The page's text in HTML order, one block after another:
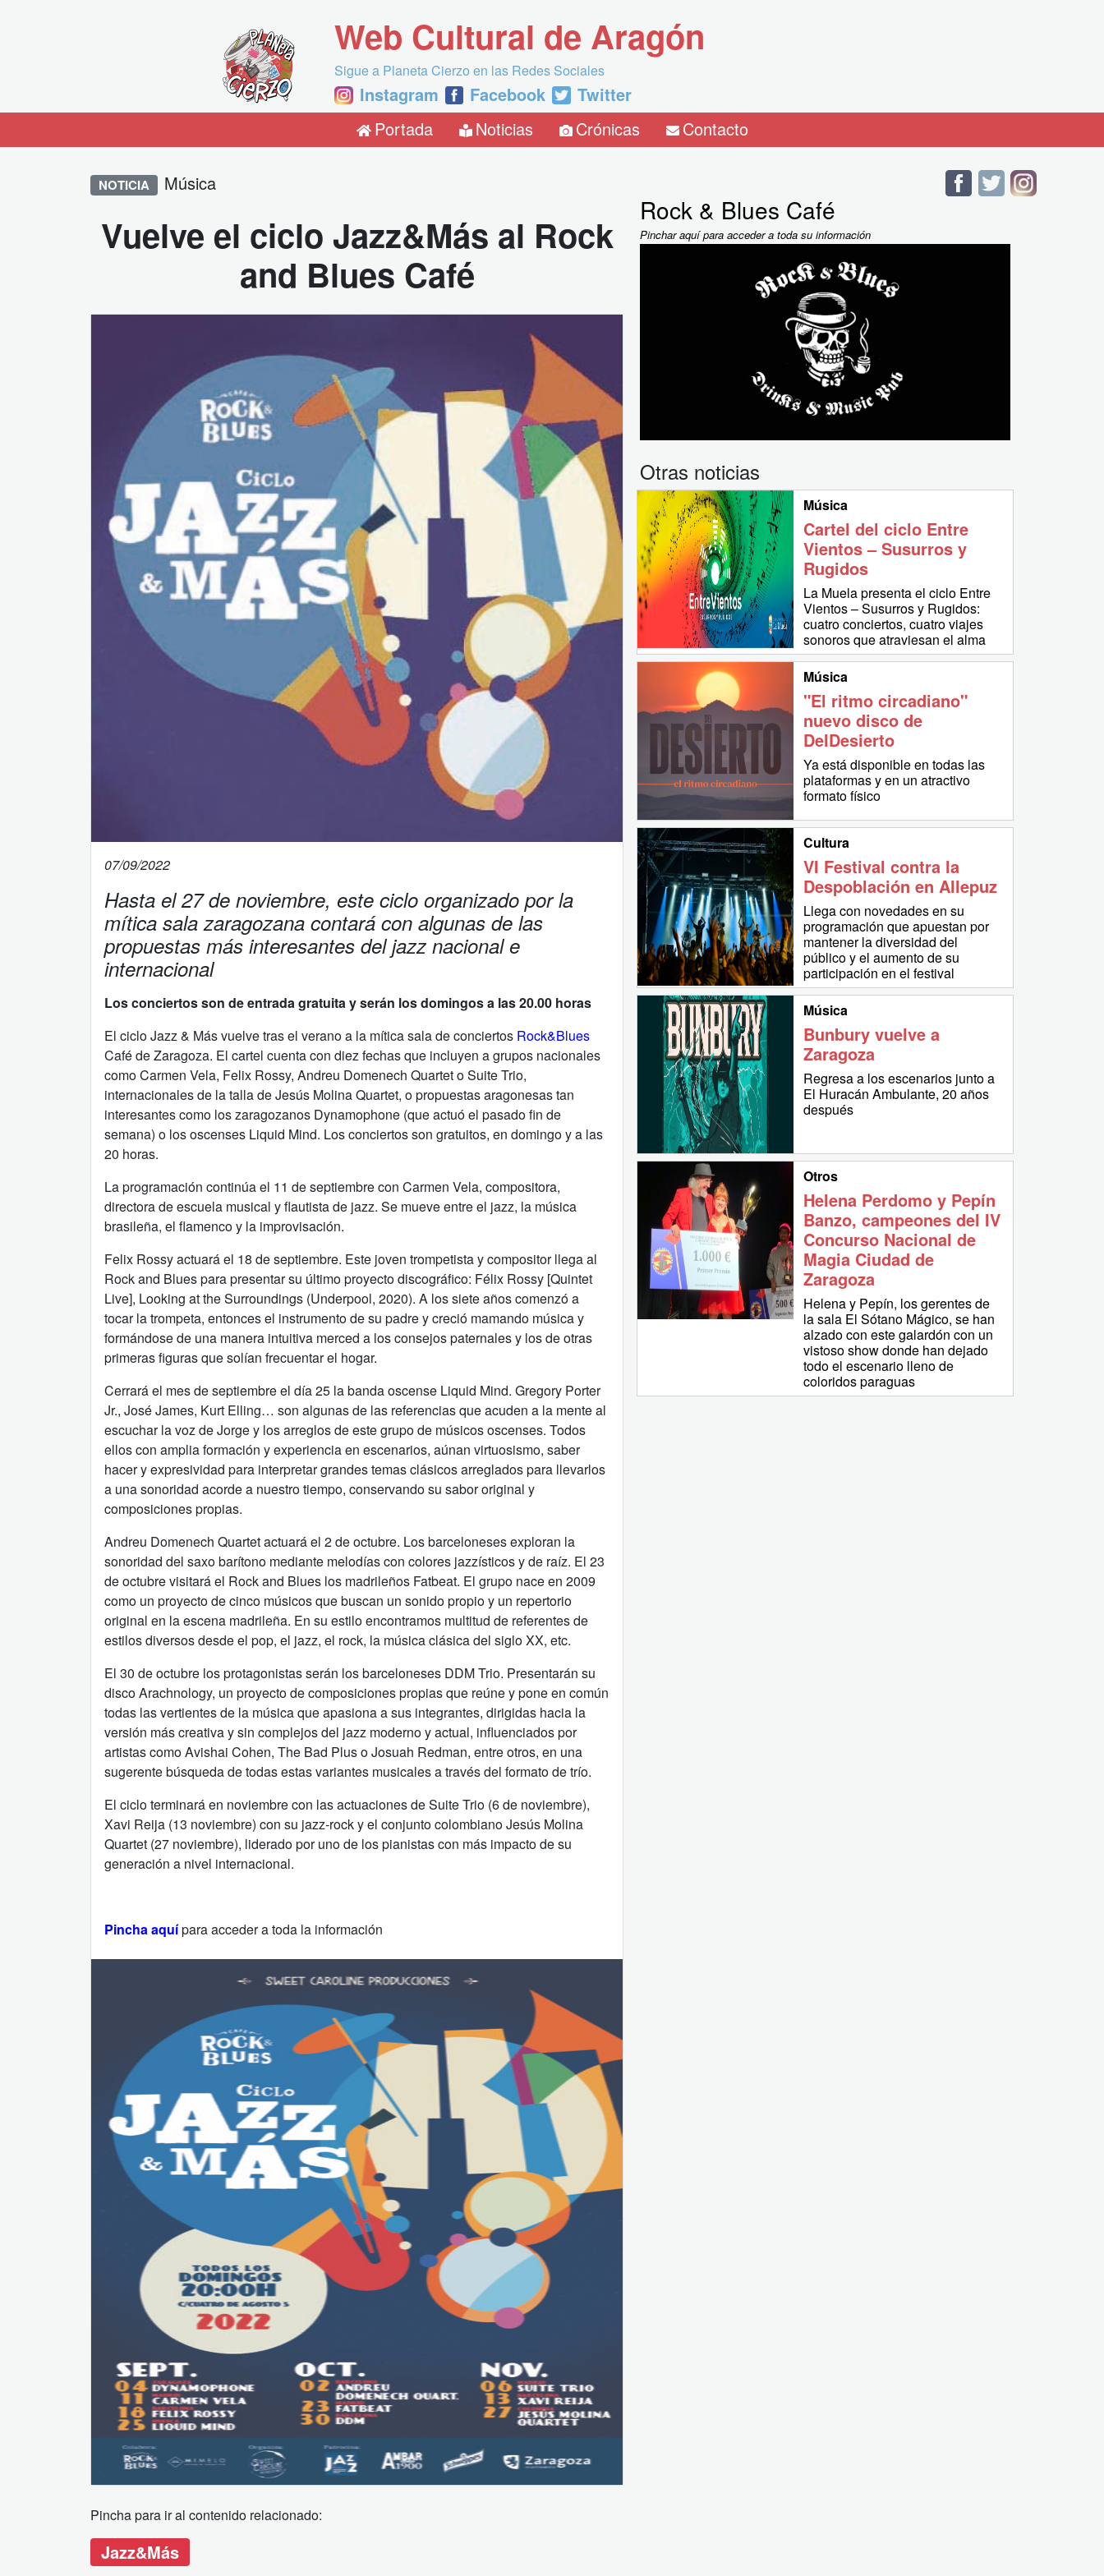
Web Cultural de Aragón
Sigue a Planeta Cierzo en las Redes Sociales
Instagram Facebook
Twitter
Portada
Noticias Crónicas Contacto
NOTICIA Música
Vuelve el ciclo Jazz&Más al Rock
and Blues Café
07/09/2022
Hasta el 27 de noviembre, este ciclo organizado por la
mítica sala zaragozana contará con algunas de las
propuestas más interesantes del jazz nacional e
internacional
Los conciertos son de entrada gratuita y serán los domingos a las 20.00 horas
El ciclo Jazz & Más vuelve tras el verano a la mítica sala de conciertos Rock&Blues
Café de Zaragoza. El cartel cuenta con diez fechas que incluyen a grupos nacionales
como Carmen Vela, Felix Rossy, Andreu Domenech Quartet o Suite Trio,
internacionales de la talla de Jesús Molina Quartet, o propuestas aragonesas tan
interesantes como los zaragozanos Dynamophone (que actuó el pasado fin de
semana) o los oscenses Liquid Mind. Los conciertos son gratuitos, en domingo y a las
20 horas.
La programación continúa el 11 de septiembre con Carmen Vela, compositora,
directora de escuela musical y flautista de jazz. Se mueve entre el jazz, la música
brasileña, el flamenco y la improvisación.
Felix Rossy actuará el 18 de septiembre. Este joven trompetista y compositor llega al
Rock and Blues para presentar su último proyecto discográfico: Félix Rossy [Quintet
Live], Looking at the Surroundings (Underpool, 2020). A los siete años comenzó a
tocar la trompeta, entonces el instrumento de su padre y creció mamando música y
formándose de una manera intuitiva merced a los consejos paternales y los de otras
primeras figuras que solían frecuentar el hogar.
Cerrará el mes de septiembre el día 25 la banda oscense Liquid Mind. Gregory Porter
Jr., José James, Kurt Elling… son algunas de las referencias que acuden a la mente al
escuchar la voz de Jorge y los arreglos de este grupo de músicos oscenses. Todos
ellos con amplia formación y experiencia en escenarios, aúnan virtuosismo, saber
hacer y expresividad para interpretar grandes temas clásicos arreglados para llevarlos
a una sonoridad acorde a nuestro tiempo, conservando su sabor original y
composiciones propias.
Andreu Domenech Quartet actuará el 2 de octubre. Los barceloneses exploran la
sonoridad del saxo barítono mediante melodías con colores jazzísticos y de raíz. El 23
de octubre visitará el Rock and Blues los madrileños Fatbeat. El grupo nace en 2009
como un proyecto de cinco músicos que buscan un sonido propio y un repertorio
original en la escena madrileña. En su estilo encontramos multitud de referentes de
estilos diversos desde el pop, el jazz, el rock, la música clásica del siglo XX, etc.
El 30 de octubre los protagonistas serán los barceloneses DDM Trio. Presentarán su
disco Arachnology, un proyecto de composiciones propias que reúne y pone en común
todas las vertientes de la música que apasiona a sus integrantes, dirigidas hacia la
versión más creativa y sin complejos del jazz moderno y actual, influenciados por
artistas como Avishai Cohen, The Bad Plus o Josuah Redman, entre otros, en una
sugerente búsqueda de todas estas variantes musicales a través del formato de trío.
El ciclo terminará en noviembre con las actuaciones de Suite Trio (6 de noviembre),
Xavi Reija (13 noviembre) con su jazz-rock y el conjunto colombiano Jesús Molina
Quartet (27 noviembre), liderado por uno de los pianistas con más impacto de su
generación a nivel internacional.
Pincha aquípara acceder a toda la información
Pincha para ir al contenido relacionado:
Jazz&Más
Rock & Blues Café
Pinchar aquí para acceder a toda su información
Otras noticias
Música
Cartel del ciclo Entre
Vientos – Susurros y
Rugidos
La Muela presenta el ciclo Entre
Vientos – Susurros y Rugidos:
cuatro conciertos, cuatro viajes
sonoros que atraviesan el alma
Música
"El ritmo circadiano"
nuevo disco de
DelDesierto
Ya está disponible en todas las
plataformas y en un atractivo
formato físico
Cultura
VI Festival contra la
Despoblación en Allepuz
Llega con novedades en su
programación que apuestan por
mantener la diversidad del
público y el aumento de su
participación en el festival
Música
Bunbury vuelve a
Zaragoza
Regresa a los escenarios junto a
El Huracán Ambulante, 20 años
después
Otros
Helena Perdomo y Pepín
Banzo, campeones del IV
Concurso Nacional de
Magia Ciudad de
Zaragoza
Helena y Pepín, los gerentes de
la sala El Sótano Mágico, se han
alzado con este galardón con un
vistoso show donde han dejado
todo el escenario lleno de
coloridos paraguas